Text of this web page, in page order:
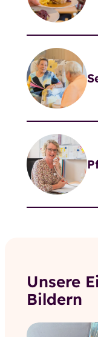
Unsere
Bildern